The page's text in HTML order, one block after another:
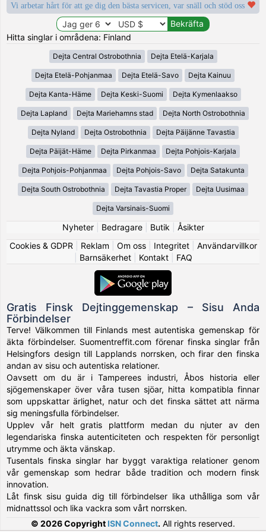
Vi arbetar hårt för att ge dig den bästa servicen, var snäll och stöd oss
Hitta singlar i områdena: Finland
Dejta Central Ostrobothnia Dejta Etelä-Karjala
Dejta Etelä-Pohjanmaa Dejta Etelä-Savo Dejta Kainuu
Dejta Kanta-Häme Dejta Keski-Suomi Dejta Kymenlaakso
Dejta Lapland Dejta Mariehamns stad Dejta North Ostrobothnia
Dejta Nyland Dejta Ostrobothnia Dejta Päijänne Tavastia
Dejta Päijät-Häme Dejta Pirkanmaa Dejta Pohjois-Karjala
Dejta Pohjois-Pohjanmaa Dejta Pohjois-Savo Dejta Satakunta
Dejta South Ostrobothnia Dejta Tavastia Proper Dejta Uusimaa
Dejta Varsinais-Suomi
Nyheter| Bedragare| Butik
Åsikter
Cookies & GDPR
Reklam Om oss| Integritet| Användarvillkor
Barnsäkerhet| Kontakt| FAQ
Gratis Finsk Dejtinggemenskap – Sisu Anda
Förbindelser
Terve! Välkommen till Finlands mest autentiska gemenskap för
äkta förbindelser. Suomentreffit.com förenar finska singlar från
Helsingfors design till Lapplands norrsken, och firar den finska
andan av sisu och autentiska relationer.
Oavsett om du är i Tamperees industri, Åbos historia eller
sjögemenskaper över våra tusen sjöar, hitta kompatibla finnar
som uppskattar ärlighet, natur och det finska sättet att närma
sig meningsfulla förbindelser.
Upplev vår helt gratis plattform medan du njuter av den
legendariska finska autenticiteten och respekten för personligt
utrymme och äkta vänskap.
Tusentals finska singlar har byggt varaktiga relationer genom
vår gemenskap som hedrar både tradition och modern finsk
innovation.
Låt finsk sisu guida dig till förbindelser lika uthålliga som vår
midnattssol och lika vackra som vårt norrsken.
© 2026 Copyright ISN Connect. All rights reserved.